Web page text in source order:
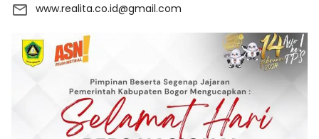
www.realita.co.id@gmail.com